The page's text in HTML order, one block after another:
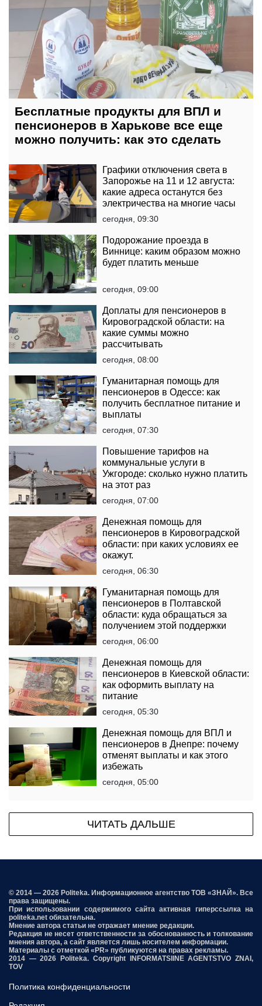
Бесплатные продукты для ВПЛ и
пенсионеров в Харькове все еще
можно получить: как это сделать
Графики отключения света в
Запорожье на 11 и 12 августа:
какие адреса останутся без
электричества на многие часы
сегодня, 09:30
Подорожание проезда в
Виннице: каким образом можно
будет платить меньше
сегодня, 09:00
Доплаты для пенсионеров в
Кировоградской области: на
какие суммы можно
рассчитывать
сегодня, 08:00
Гуманитарная помощь для
пенсионеров в Одессе: как
получить бесплатное питание и
выплаты
сегодня, 07:30
Повышение тарифов на
коммунальные услуги в
Ужгороде: сколько нужно платить
на этот раз
сегодня, 07:00
Денежная помощь для
пенсионеров в Кировоградской
области: при каких условиях ее
окажут.
сегодня, 06:30
Гуманитарная помощь для
пенсионеров в Полтавской
области: куда обращаться за
получением этой поддержки
сегодня, 06:00
Денежная помощь для
пенсионеров в Киевской области:
как оформить выплату на
питание
сегодня, 05:30
Денежная помощь для ВПЛ и
пенсионеров в Днепре: почему
отменят выплаты и как этого
избежать
сегодня, 05:00
ЧИТАТЬ ДАЛЬШЕ
© 2014 — 2026 Politeka. Информационное агентство ТОВ «ЗНАЙ». Все
права защищены.
При использовании содержимого сайта активная гиперссылка на
politeka.net обязательна.
Мнение автора статьи не отражает мнение редакции.
Редакция не несет ответственности за обоснованность и толкование
мнения автора, а сайт является лишь носителем информации.
Материалы с отметкой «PR» публикуются на правах рекламы.
2014 — 2026 Politeka. Copyright INFORMATSIINE AGENTSTVO ZNAI,
TOV
Политика конфиденциальности